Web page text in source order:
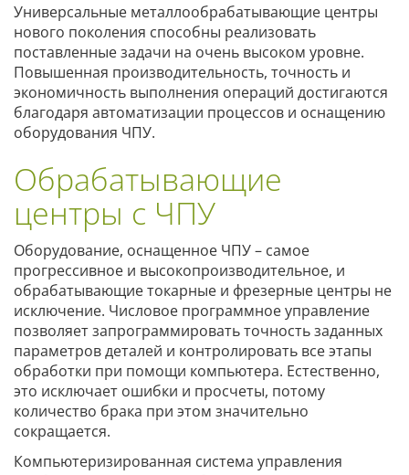
Универсальные металлообрабатывающие центры
нового поколения способны реализовать
поставленные задачи на очень высоком уровне.
Повышенная производительность, точность и
экономичность выполнения операций достигаются
благодаря автоматизации процессов и оснащению
оборудования ЧПУ.
Обрабатывающие
центры с ЧПУ
Оборудование, оснащенное ЧПУ – самое
прогрессивное и высокопроизводительное, и
обрабатывающие токарные и фрезерные центры не
исключение. Числовое программное управление
позволяет запрограммировать точность заданных
параметров деталей и контролировать все этапы
обработки при помощи компьютера. Естественно,
это исключает ошибки и просчеты, потому
количество брака при этом значительно
сокращается.
Компьютеризированная система управления